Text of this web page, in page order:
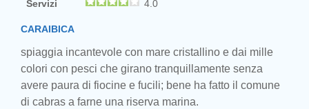
Servizi 4.0
CARAIBICA
spiaggia incantevole con mare cristallino e dai mille
colori con pesci che girano tranquillamente senza
avere paura di fiocine e fucili; bene ha fatto il comune
di cabras a farne una riserva marina.